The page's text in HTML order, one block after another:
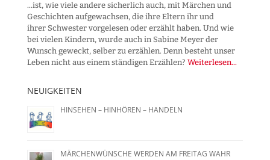
...ist, wie viele andere sicherlich auch, mit Märchen und
Geschichten aufgewachsen, die ihre Eltern ihr und
ihrer Schwester vorgelesen oder erzählt haben. Und wie
bei vielen Kindern, wurde auch in Sabine Meyer der
Wunsch geweckt, selber zu erzählen. Denn besteht unser
Leben nicht aus einem ständigen Erzählen? Weiterlesen...
NEUIGKEITEN
HINSEHEN – HINHÖREN – HANDELN
MÄRCHENWÜNSCHE WERDEN AM FREITAG WAHR